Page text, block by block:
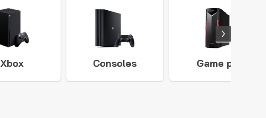
Xbox Consoles Game pc